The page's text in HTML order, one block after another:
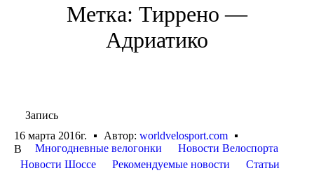
Метка: Тиррено —
Адриатико
Запись
16 марта 2016г.
Автор: worldvelosport.com
В
Многодневные велогонки
Новости Велоспорта
Новости Шоссе
Рекомендуемые новости
Статьи